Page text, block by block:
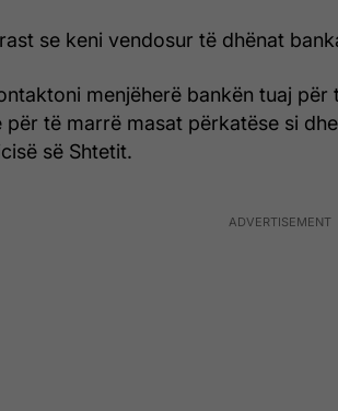
se keni vendosur të dhënat
menjëherë bankën tuaj
për të marrë masat përkatëse si
së Shtetit.